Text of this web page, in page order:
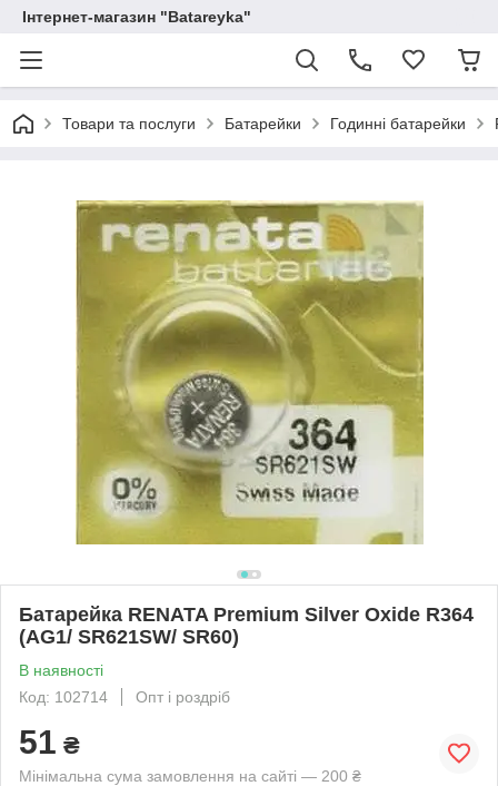
Інтернет-магазин "Batareyka"
Товари та послуги Батарейки Годинні батарейки
Батарейка RENATA Premium Silver Oxide R364
(AG1/ SR621SW/ SR60)
В наявності
Код: 102714
Опт і роздріб
51 ₴
Мінімальна сума замовлення на сайті — 200 ₴